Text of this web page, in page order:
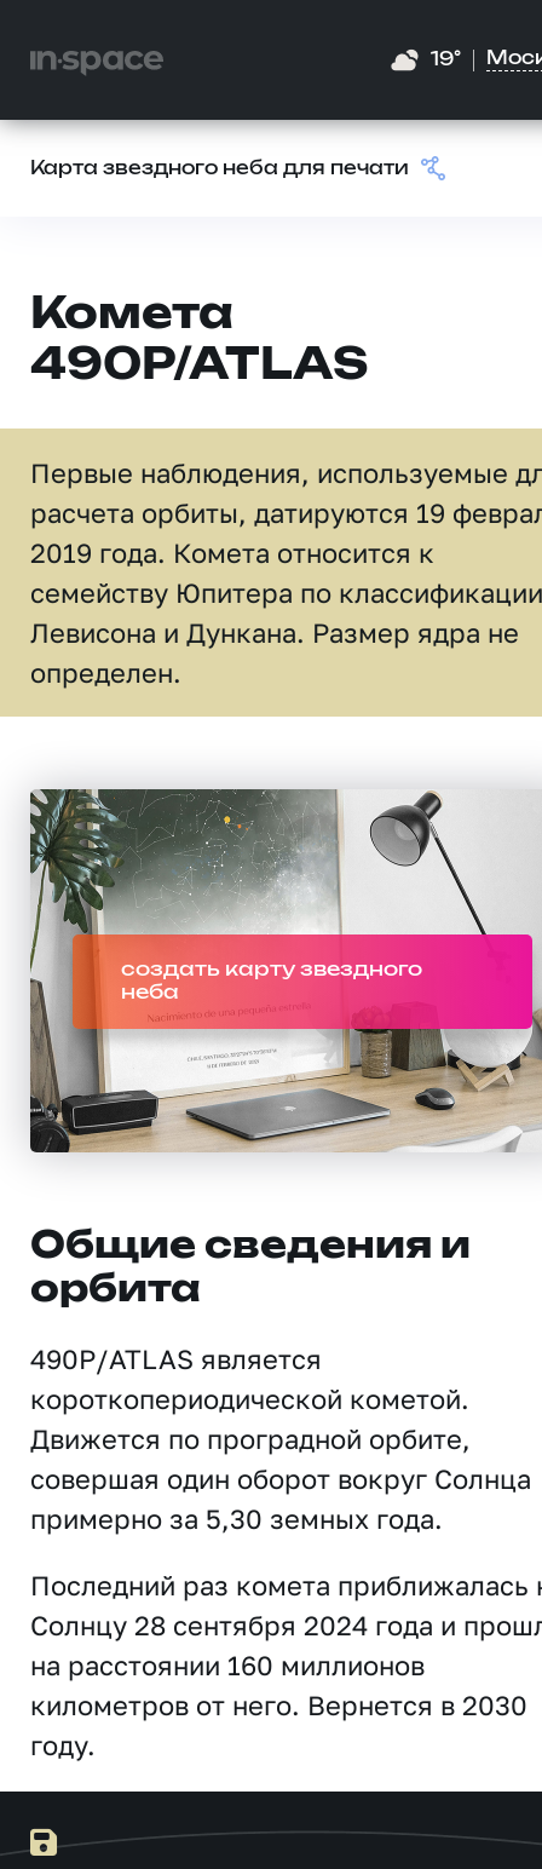
19°
Карта звездного неба для печати
Комета
490P/ATLAS
Первые наблюдения, используемые
расчета орбиты, датируются 19
2019 года. Комета относится к
семейству Юпитера по классификации
Левисона и Дункана. Размер ядра не
определен.
создать карту звездного
неба
Общие сведения и
орбита
490P/ATLAS является
короткопериодической кометой.
Движется по проградной орбите,
совершая один оборот вокруг Солнца
примерно за 5,30 земных года.
Последний раз комета приближалась
Солнцу 28 сентября 2024 года и
на расстоянии 160 миллионов
километров от него. Вернется в 2030
году.